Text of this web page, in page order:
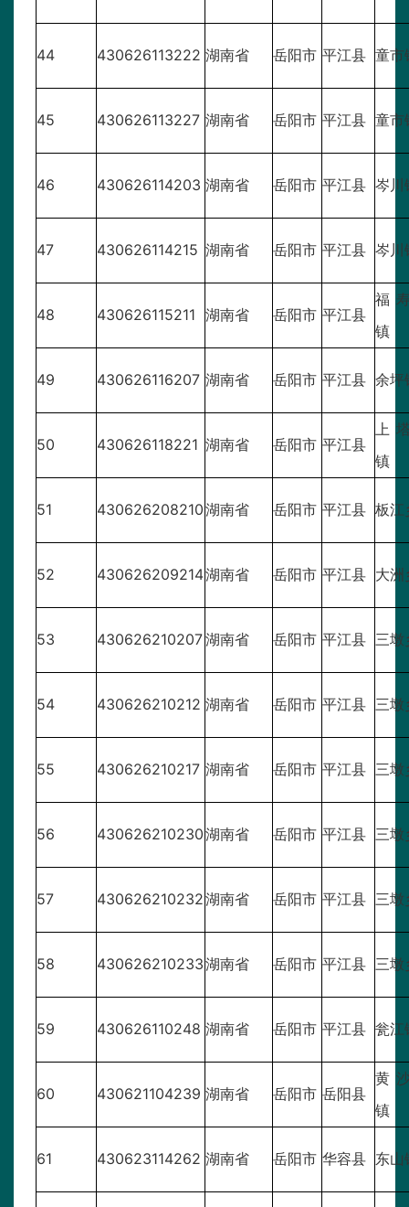
44 430626113222 湖南省 岳阳市 平江县 童市
45 430626113227 湖南省 岳阳市 平江县 童市
46 430626114203 湖南省 岳阳市 平江县 岑川
47 430626114215 湖南省 岳阳市 平江县 岑川
48 430626115211 湖南省 岳阳市 平江县
福
镇
49 430626116207 湖南省 岳阳市 平江县 余坪
50 430626118221 湖南省 岳阳市 平江县
上
镇
51 430626208210湖南省 岳阳市 平江县 板江
52 430626209214湖南省 岳阳市 平江县 大洲
53 430626210207湖南省 岳阳市 平江县 三墩
54 430626210212 湖南省 岳阳市 平江县 三墩
55 430626210217 湖南省 岳阳市 平江县 三墩
56 430626210230湖南省 岳阳市 平江县 三墩
57 430626210232湖南省 岳阳市 平江县 三墩
58 430626210233湖南省 岳阳市 平江县 三墩
59 430626110248 湖南省 岳阳市 平江县 瓮江
60 430621104239 湖南省 岳阳市 岳阳县
黄
镇
61 430623114262 湖南省 岳阳市 华容县 东山